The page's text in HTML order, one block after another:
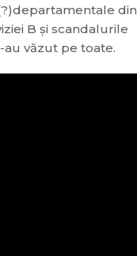
din
B și scandalurile
au văzut pe toate.